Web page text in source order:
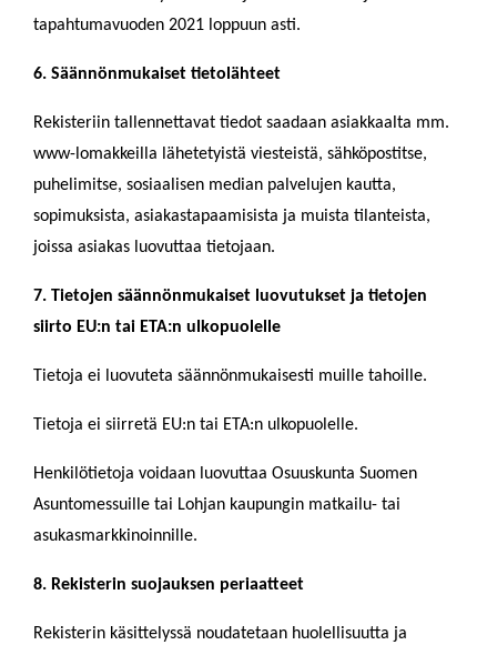
tapahtumavuoden 2021 loppuun asti.
6. Säännönmukaiset tietolähteet
Rekisteriin tallennettavat tiedot saadaan asiakkaalta mm.
www-lomakkeilla lähetetyistä viesteistä, sähköpostitse,
puhelimitse, sosiaalisen median palvelujen kautta,
sopimuksista, asiakastapaamisista ja muista tilanteista,
joissa asiakas luovuttaa tietojaan.
7. Tietojen säännönmukaiset luovutukset ja tietojen
siirto EU:n tai ETA:n ulkopuolelle
Tietoja ei luovuteta säännönmukaisesti muille tahoille.
Tietoja ei siirretä EU:n tai ETA:n ulkopuolelle.
Henkilötietoja voidaan luovuttaa Osuuskunta Suomen
Asuntomessuille tai Lohjan kaupungin matkailu- tai
asukasmarkkinoinnille.
8. Rekisterin suojauksen periaatteet
Rekisterin käsittelyssä noudatetaan huolellisuutta ja